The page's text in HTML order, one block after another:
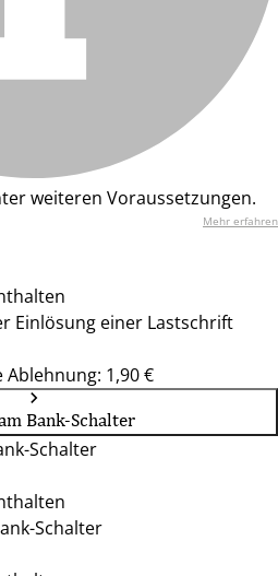
weiteren Voraussetzungen.
Mehr erfahren
Einlösung einer Lastschrift
1,90 €
Bank-Schalter
Schalter
Schalter